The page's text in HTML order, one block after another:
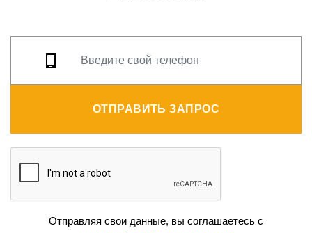
ОТПРАВИТЬ ЗАПРОС
Отправляя свои данные, вы соглашаетесь с